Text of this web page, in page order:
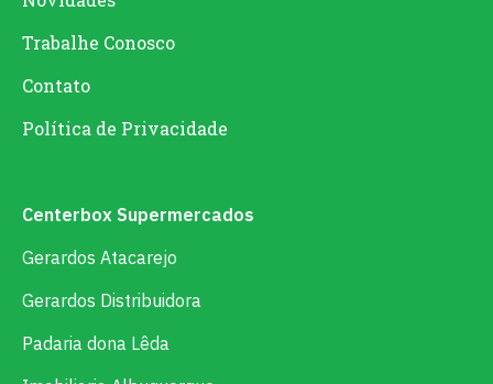
Trabalhe Conosco
Contato
Política de Privacidade
Centerbox Supermercados
Gerardos Atacarejo
Gerardos Distribuidora
Padaria dona Lêda